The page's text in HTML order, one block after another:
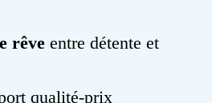
rêve entre détente et
qualité-prix